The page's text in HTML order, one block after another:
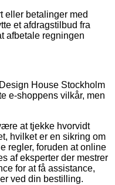
eller betalinger med
et afdragstilbud fra
afbetale regningen
House Stockholm
e-shoppens vilkår, men
at tjekke hvorvidt
hvilket er en sikring om
regler, foruden at online
af eksperter der mestrer
for at få assistance,
ved din bestilling.